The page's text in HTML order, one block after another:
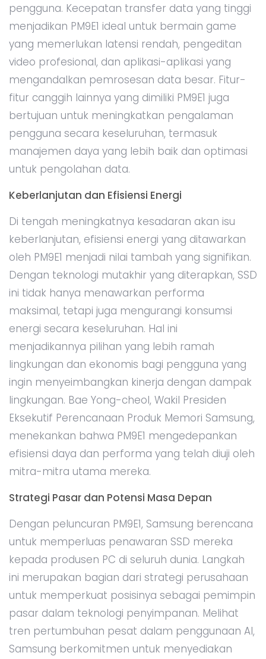
pengguna. Kecepatan transfer data yang tinggi
menjadikan PM9E1 ideal untuk bermain game
yang memerlukan latensi rendah, pengeditan
video profesional, dan aplikasi-aplikasi yang
mengandalkan pemrosesan data besar. Fitur-
fitur canggih lainnya yang dimiliki PM9E1 juga
bertujuan untuk meningkatkan pengalaman
pengguna secara keseluruhan, termasuk
manajemen daya yang lebih baik dan optimasi
untuk pengolahan data.
Keberlanjutan dan Efisiensi Energi
Di tengah meningkatnya kesadaran akan isu
keberlanjutan, efisiensi energi yang ditawarkan
oleh PM9E1 menjadi nilai tambah yang signifikan.
Dengan teknologi mutakhir yang diterapkan, SSD
ini tidak hanya menawarkan performa
maksimal, tetapi juga mengurangi konsumsi
energi secara keseluruhan. Hal ini
menjadikannya pilihan yang lebih ramah
lingkungan dan ekonomis bagi pengguna yang
ingin menyeimbangkan kinerja dengan dampak
lingkungan. Bae Yong-cheol, Wakil Presiden
Eksekutif Perencanaan Produk Memori Samsung,
menekankan bahwa PM9E1 mengedepankan
efisiensi daya dan performa yang telah diuji oleh
mitra-mitra utama mereka.
Strategi Pasar dan Potensi Masa Depan
Dengan peluncuran PM9E1, Samsung berencana
untuk memperluas penawaran SSD mereka
kepada produsen PC di seluruh dunia. Langkah
ini merupakan bagian dari strategi perusahaan
untuk memperkuat posisinya sebagai pemimpin
pasar dalam teknologi penyimpanan. Melihat
tren pertumbuhan pesat dalam penggunaan AI,
Samsung berkomitmen untuk menyediakan